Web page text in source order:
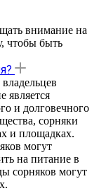
внимание на
чтобы быть
и долговечного
сорняки
и площадках.
могут
на питание в
сорняков могут